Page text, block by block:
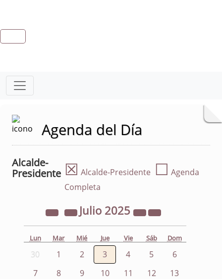
Agenda del Día
Alcalde-
Presidente ☒ Alcalde-Presidente ☐ Agenda
Completa
Julio 2025
Lun Mar Mié Jue Vie Sáb Dom
30 1 2 3 4 5
6
7
8 9 10 11 12
13